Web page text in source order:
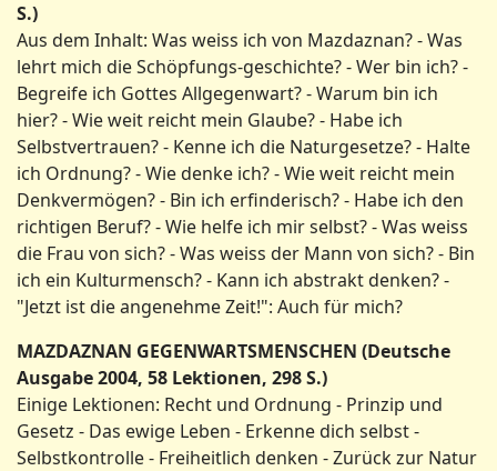
S.)
Aus dem Inhalt: Was weiss ich von Mazdaznan? - Was
lehrt mich die Schöpfungs-geschichte? - Wer bin ich? -
Begreife ich Gottes Allgegenwart? - Warum bin ich
hier? - Wie weit reicht mein Glaube? - Habe ich
Selbstvertrauen? - Kenne ich die Naturgesetze? - Halte
ich Ordnung? - Wie denke ich? - Wie weit reicht mein
Denkvermögen? - Bin ich erfinderisch? - Habe ich den
richtigen Beruf? - Wie helfe ich mir selbst? - Was weiss
die Frau von sich? - Was weiss der Mann von sich? - Bin
ich ein Kulturmensch? - Kann ich abstrakt denken? -
"Jetzt ist die angenehme Zeit!": Auch für mich?
MAZDAZNAN GEGENWARTSMENSCHEN (Deutsche
Ausgabe 2004, 58 Lektionen, 298 S.)
Einige Lektionen: Recht und Ordnung - Prinzip und
Gesetz - Das ewige Leben - Erkenne dich selbst -
Selbstkontrolle - Freiheitlich denken - Zurück zur Natur